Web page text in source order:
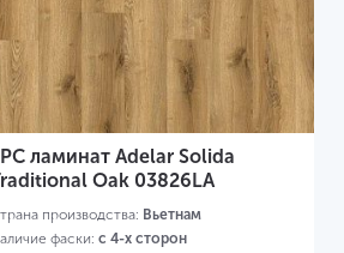
ламинат Adelar Solida
Oak 03826LA
производства: Вьетнам
фаски: с 4-х сторон